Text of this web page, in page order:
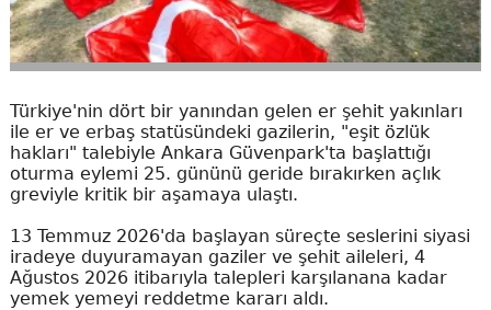
Türkiye'nin dört bir yanından gelen er şehit yakınları
ile er ve erbaş statüsündeki gazilerin, "eşit özlük
hakları" talebiyle Ankara Güvenpark'ta başlattığı
oturma eylemi 25. gününü geride bırakırken açlık
greviyle kritik bir aşamaya ulaştı.
13 Temmuz 2026'da başlayan süreçte seslerini siyasi
iradeye duyuramayan gaziler ve şehit aileleri, 4
Ağustos 2026 itibarıyla talepleri karşılanana kadar
yemek yemeyi reddetme kararı aldı.